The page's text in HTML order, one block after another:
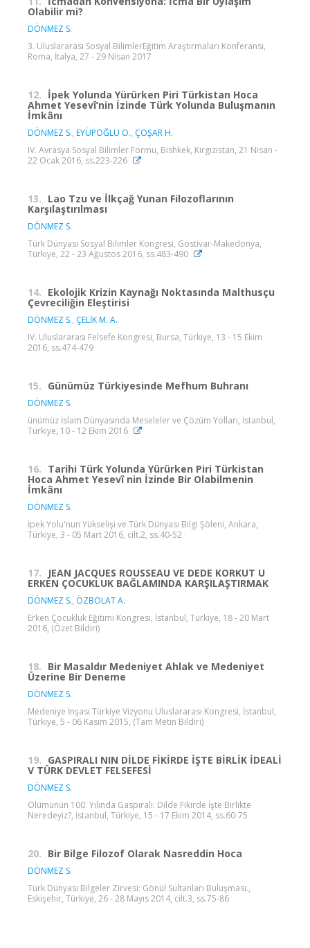
Olabilir mi?
DÖNMEZ S.
3. Uluslararası Sosyal BilimlerEğitim Araştırmaları Konferansı,
Roma, İtalya, 27 - 29 Nisan 2017
12. İpek Yolunda Yürürken Piri Türkistan Hoca
Ahmet Yesevî‘nin İzinde Türk Yolunda Buluşmanın
İmkânı
DÖNMEZ S., EYÜPOĞLU O., ÇOŞAR H.
IV. Avrasya Sosyal Bilimler Formu, Bishkek, Kırgızistan, 21 Nisan -
22 Ocak 2016, ss.223-226
13. Lao Tzu ve İlkçağ Yunan Filozoflarının
Karşılaştırılması
DÖNMEZ S.
Türk Dünyası Sosyal Bilimler Kongresi, Gostivar-Makedonya,
Türkiye, 22 - 23 Ağustos 2016, ss.483-490
14. Ekolojik Krizin Kaynağı Noktasında Malthusçu
Çevreciliğin Eleştirisi
DÖNMEZ S., ÇELİK M. A.
IV. Uluslararası Felsefe Kongresi, Bursa, Türkiye, 13 - 15 Ekim
2016, ss.474-479
15. Günümüz Türkiyesinde Mefhum Buhranı
DÖNMEZ S.
ünümüz İslam Dünyasında Meseleler ve Çözüm Yolları, İstanbul,
Türkiye, 10 - 12 Ekim 2016
16. Tarihi Türk Yolunda Yürürken Piri Türkistan
Hoca Ahmet Yesevî nin İzinde Bir Olabilmenin
İmkânı
DÖNMEZ S.
İpek Yolu'nun Yükselişi ve Türk Dünyası Bilgi Şöleni, Ankara,
Türkiye, 3 - 05 Mart 2016, cilt.2, ss.40-52
17. JEAN JACQUES ROUSSEAU VE DEDE KORKUT U
ERKEN ÇOCUKLUK BAĞLAMINDA KARŞILAŞTIRMAK
DÖNMEZ S., ÖZBOLAT A.
Erken Çocukluk Eğitimi Kongresi, İstanbul, Türkiye, 18 - 20 Mart
2016, (Özet Bildiri)
18. Bir Masaldır Medeniyet Ahlak ve Medeniyet
Üzerine Bir Deneme
DÖNMEZ S.
Medeniye İnşası Türkiye Vizyonu Uluslararası Kongresi, İstanbul,
Türkiye, 5 - 06 Kasım 2015, (Tam Metin Bildiri)
19. GASPIRALI NIN DİLDE FİKİRDE İŞTE BİRLİK İDEALİ
V TÜRK DEVLET FELSEFESİ
DÖNMEZ S.
Ölümünün 100. Yılında Gaspıralı: Dilde Fikirde İşte Birlikte
Neredeyiz?, İstanbul, Türkiye, 15 - 17 Ekim 2014, ss.60-75
20. Bir Bilge Filozof Olarak Nasreddin Hoca
DÖNMEZ S.
Türk Dünyası Bilgeler Zirvesi: Gönül Sultanları Buluşması.,
Eskişehir, Türkiye, 26 - 28 Mayıs 2014, cilt.3, ss.75-86